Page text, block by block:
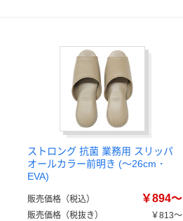
ストロング 抗菌 業務用 スリッパ
オールカラー前明き (～26cm・
EVA)
販売価格（税込） ￥894～
販売価格（税抜き）
￥813～